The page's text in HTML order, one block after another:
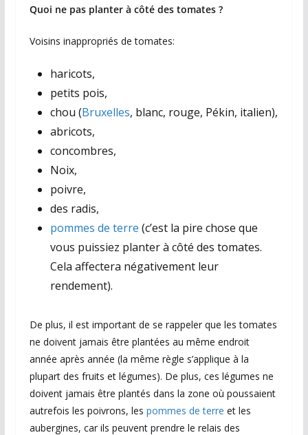
Quoi ne pas planter à côté des tomates ?
Voisins inappropriés de tomates:
haricots,
petits pois,
chou (Bruxelles, blanc, rouge, Pékin, italien),
abricots,
concombres,
Noix,
poivre,
des radis,
pommes de terre (c’est la pire chose que
vous puissiez planter à côté des tomates.
Cela affectera négativement leur
rendement).
De plus, il est important de se rappeler que les tomates
ne doivent jamais être plantées au même endroit
année après année (la même règle s’applique à la
plupart des fruits et légumes). De plus, ces légumes ne
doivent jamais être plantés dans la zone où poussaient
autrefois les poivrons, les pommes de terre et les
aubergines, car ils peuvent prendre le relais des